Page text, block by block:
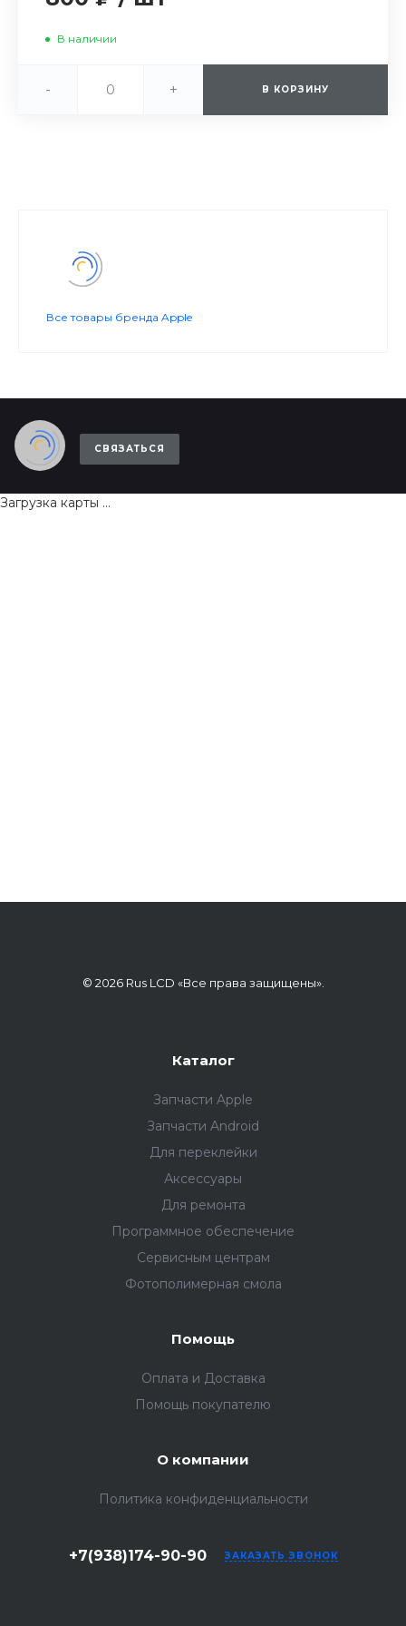
В наличии
- + В КОРЗИНУ
Все товары бренда Apple
СВЯЗАТЬСЯ
Загрузка карты ...
© 2026 Rus LCD «Все права защищены».
Каталог
Запчасти Apple
Запчасти Android
Для переклейки
Аксессуары
Для ремонта
Программное обеспечение
Сервисным центрам
Фотополимерная смола
Помощь
Оплата и Доставка
Помощь покупателю
О компании
Политика конфиденциальности
+7(938)174-90-90 ЗАКАЗАТЬ ЗВОНОК